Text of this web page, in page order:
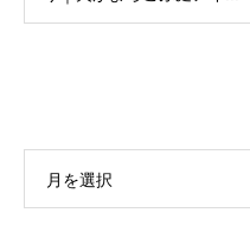
月を選択